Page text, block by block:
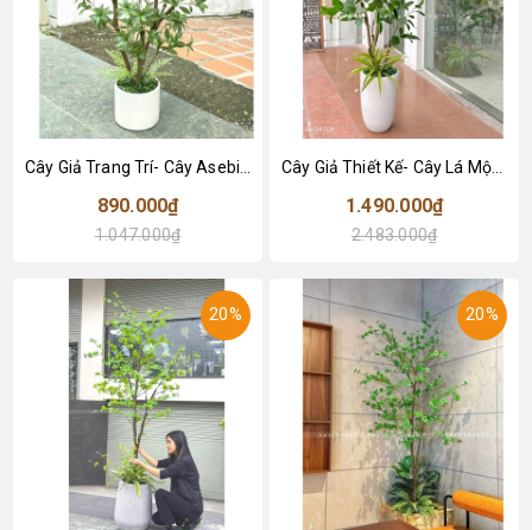
890.000₫
1.047.000₫
Cây Giả Thiết Kế- Cây Lá Mộc Trang Trí Cảnh Quan (155cm)- CC1046
1.490.000₫
2.483.000₫
20% 20%